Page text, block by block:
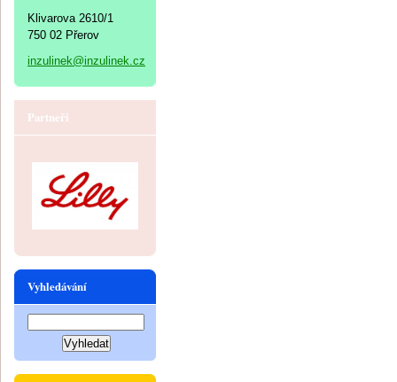
Klivarova 2610/1
750 02 Přerov
inzulinek@inzulinek.cz
Partneři
Vyhledávání